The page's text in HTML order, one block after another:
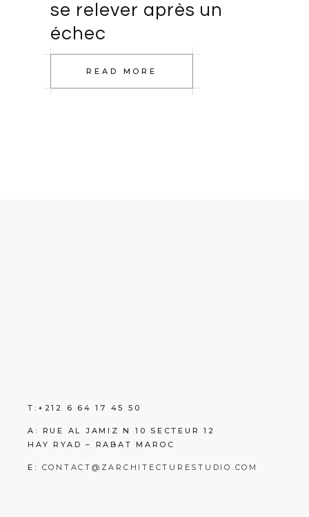
se relever après un
échec
READ MORE
T:+212 6 64 17 45 50
A: RUE AL JAMIZ N 10 SECTEUR 12
HAY RYAD – RABAT MAROC
E: CONTACT@ZARCHITECTURESTUDIO.COM